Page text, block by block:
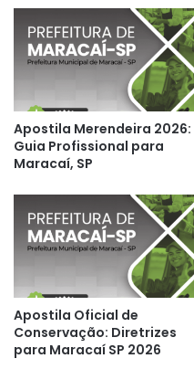
Apostila Merendeira 2026:
Guia Profissional para
Maracaí, SP
Apostila Oficial de
Conservação: Diretrizes
para Maracaí SP 2026